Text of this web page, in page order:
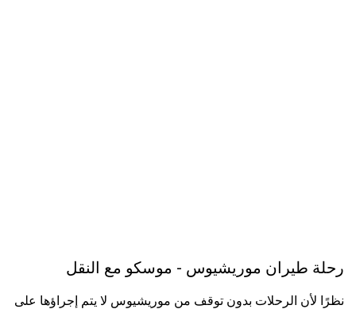
رحلة طيران موريشيوس - موسكو مع النقل
نظرًا لأن الرحلات بدون توقف من موريشيوس لا يتم إجراؤها على